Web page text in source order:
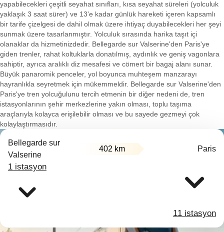
yapabilecekleri çeşitli seyahat sınıfları, kısa seyahat süreleri (yolculuk
yaklaşık 3 saat sürer) ve 13'e kadar günlük hareketi içeren kapsamlı
bir tarife çizelgesi de dahil olmak üzere ihtiyaç duyabilecekleri her şeyi
sunmak üzere tasarlanmıştır. Yolculuk sırasında harika taşıt içi
olanaklar da hizmetinizdedir. Bellegarde sur Valserine'den Paris'ye
giden trenler, rahat koltuklarla donatılmış, aydınlık ve geniş vagonlara
sahiptir, ayrıca aralıklı diz mesafesi ve cömert bir bagaj alanı sunar.
Büyük panaromik penceler, yol boyunca muhteşem manzarayı
hayranlıkla seyretmek için mükemmeldir. Bellegarde sur Valserine'den
Paris'ye tren yolcuğulunu tercih etmenin bir diğer nedeni de, tren
istasyonlarının şehir merkezlerine yakın olması, toplu taşıma
araçlarıyla kolayca erişilebilir olması ve bu sayede gezmeyi çok
kolaylaştırmasıdır.
Bellegarde sur
Valserine
402 km Paris
1 istasyon
11 istasyon